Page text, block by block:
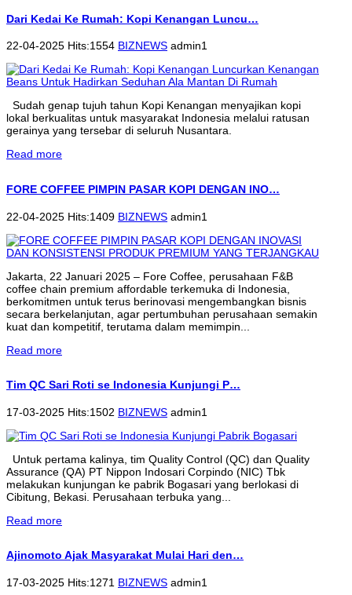
Dari Kedai Ke Rumah: Kopi Kenangan Luncu…
22-04-2025 Hits:1554 BIZNEWS admin1
Sudah genap tujuh tahun Kopi Kenangan menyajikan kopi
lokal berkualitas untuk masyarakat Indonesia melalui ratusan
gerainya yang tersebar di seluruh Nusantara.
Read more
FORE COFFEE PIMPIN PASAR KOPI DENGAN INO…
22-04-2025 Hits:1409 BIZNEWS admin1
Jakarta, 22 Januari 2025 – Fore Coffee, perusahaan F&B
coffee chain premium affordable terkemuka di Indonesia,
berkomitmen untuk terus berinovasi mengembangkan bisnis
secara berkelanjutan, agar pertumbuhan perusahaan semakin
kuat dan kompetitif, terutama dalam memimpin...
Read more
Tim QC Sari Roti se Indonesia Kunjungi P…
17-03-2025 Hits:1502 BIZNEWS admin1
Untuk pertama kalinya, tim Quality Control (QC) dan Quality
Assurance (QA) PT Nippon Indosari Corpindo (NIC) Tbk
melakukan kunjungan ke pabrik Bogasari yang berlokasi di
Cibitung, Bekasi. Perusahaan terbuka yang...
Read more
Ajinomoto Ajak Masyarakat Mulai Hari den…
17-03-2025 Hits:1271 BIZNEWS admin1